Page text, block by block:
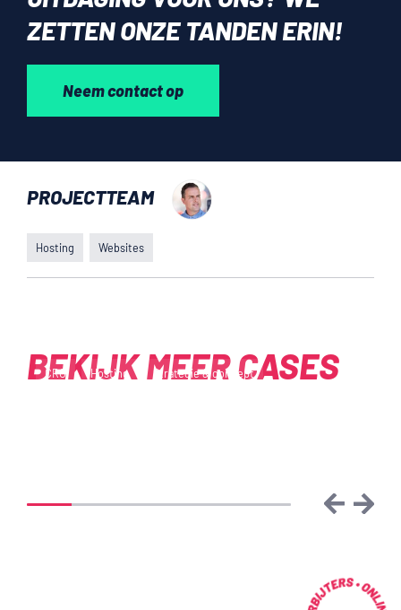
ZETTEN ONZE TANDEN ERIN!
Neem contact op
PROJECTTEAM
Hosting Websites
BEKIJK MEER CASES
Previous
CRO Hosting Strategie & concept
Next